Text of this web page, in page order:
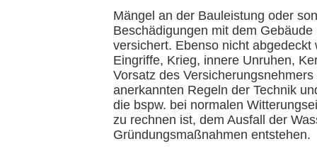
Mängel an der Bauleistung oder
Beschädigungen mit dem
versichert. Ebenso nicht
Eingriffe, Krieg, innere Unruhen,
Vorsatz des
anerkannten Regeln der Technik
die bspw. bei normalen
zu rechnen ist, dem Ausfall der
Gründungsmaßnahmen entstehen.